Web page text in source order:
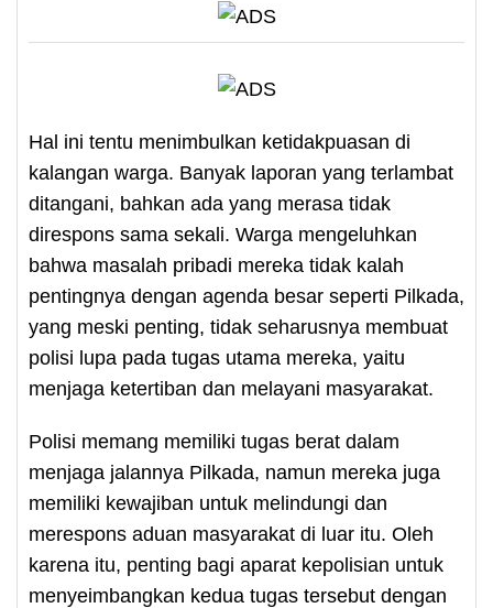
Hal ini tentu menimbulkan ketidakpuasan di
kalangan warga. Banyak laporan yang terlambat
ditangani, bahkan ada yang merasa tidak
direspons sama sekali. Warga mengeluhkan
bahwa masalah pribadi mereka tidak kalah
pentingnya dengan agenda besar seperti Pilkada,
yang meski penting, tidak seharusnya membuat
polisi lupa pada tugas utama mereka, yaitu
menjaga ketertiban dan melayani masyarakat.
Polisi memang memiliki tugas berat dalam
menjaga jalannya Pilkada, namun mereka juga
memiliki kewajiban untuk melindungi dan
merespons aduan masyarakat di luar itu. Oleh
karena itu, penting bagi aparat kepolisian untuk
menyeimbangkan kedua tugas tersebut dengan